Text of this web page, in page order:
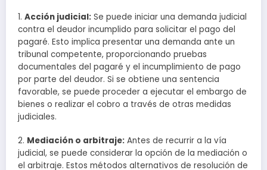
1. Acción judicial: Se puede iniciar una demanda judicial
contra el deudor incumplido para solicitar el pago del
pagaré. Esto implica presentar una demanda ante un
tribunal competente, proporcionando pruebas
documentales del pagaré y el incumplimiento de pago
por parte del deudor. Si se obtiene una sentencia
favorable, se puede proceder a ejecutar el embargo de
bienes o realizar el cobro a través de otras medidas
judiciales.
2. Mediación o arbitraje: Antes de recurrir a la vía
judicial, se puede considerar la opción de la mediación o
el arbitraje. Estos métodos alternativos de resolución de